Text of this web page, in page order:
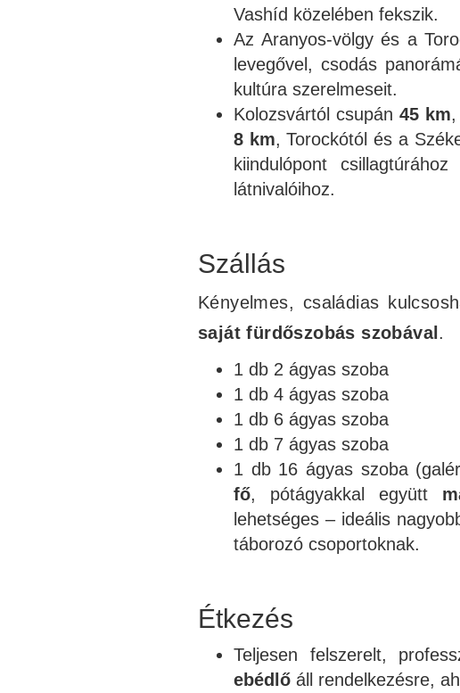
Vashíd közelében fekszik.
Az Aranyos-völgy és a
levegővel, csodás
kultúra szerelmeseit.
Kolozsvártól csupán 45 km,
8 km, Torockótól és a
kiindulópont
látnivalóihoz.
Szállás
Kényelmes, családias
saját fürdőszobás szobával.
1 db 2 ágyas szoba
1 db 4 ágyas szoba
1 db 6 ágyas szoba
1 db 7 ágyas szoba
1 db 16 ágyas szoba
fő, pótágyakkal együtt
lehetséges – ideális
táborozó csoportoknak.
Étkezés
Teljesen felszerelt,
ebédlő áll rendelkezésre,